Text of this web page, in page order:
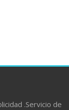
.Servicio de